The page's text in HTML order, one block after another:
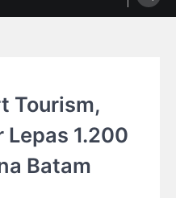
Tourism,
Lepas 1.200
Batam